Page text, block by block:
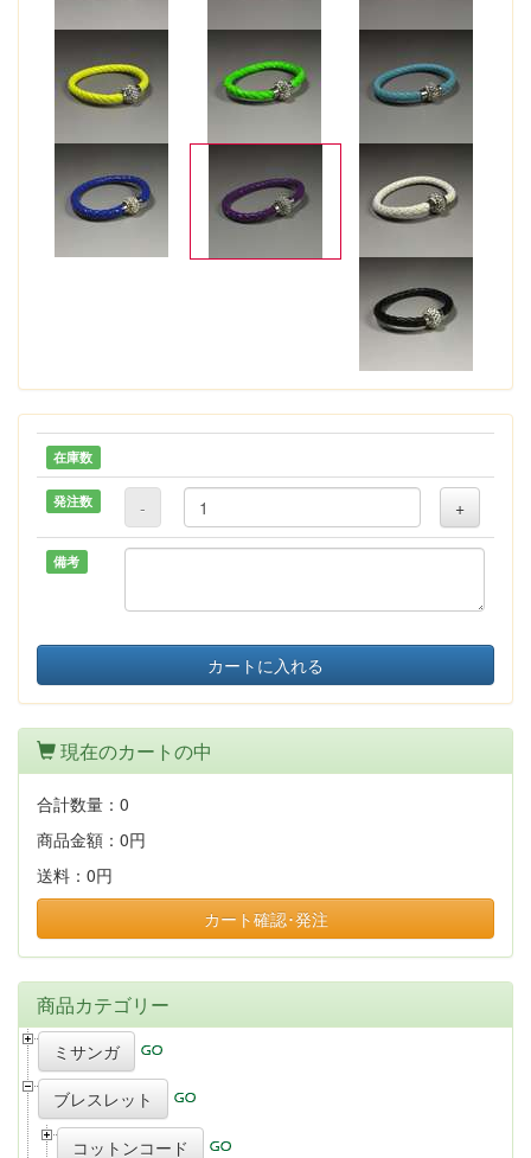
在庫数
発注数 - +
備考
カートに入れる
現在のカートの中
合計数量： 0
商品金額： 0円
送料： 0円
カート確認･発注
商品カテゴリー
ミサンガ
ブレスレット
コットンコード